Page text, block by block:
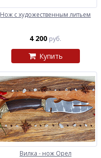
Нож с художественным литьем
4 200 руб.
Купить
Вилка - нож Орел